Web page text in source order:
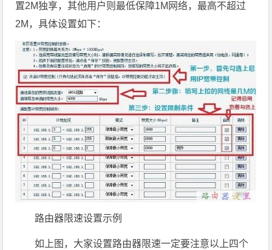
置2M独享，其他用户则最低保障1M网络，最高不超过
2M，具体设置如下：
路由器限速设置示例
如上图，大家设置路由器限速一定要注意以上四个